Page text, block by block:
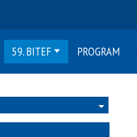
59. BITEF PROGRAM